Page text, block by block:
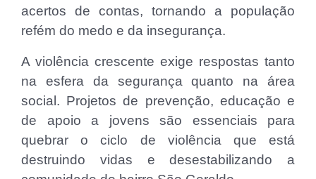
acertos de contas, tornando a população
refém do medo e da insegurança.
A violência crescente exige respostas tanto
na esfera da segurança quanto na área
social. Projetos de prevenção, educação e
de apoio a jovens são essenciais para
quebrar o ciclo de violência que está
destruindo vidas e desestabilizando a